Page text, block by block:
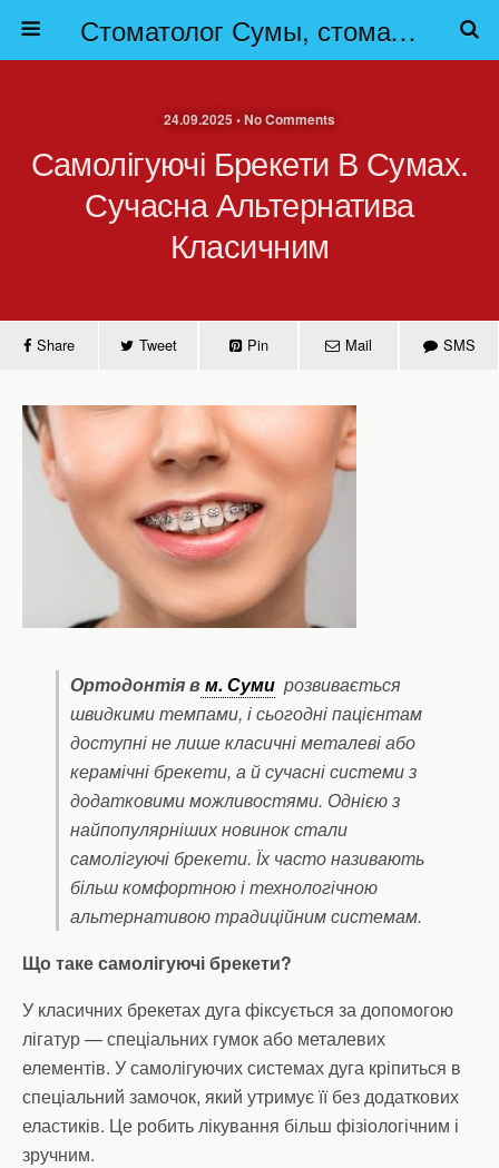
Стоматолог Сумы, стоматологические клиники Сумы, детская стоматология в Сумах. | Частная стоматология Сумы
24.09.2025 • No Comments
Самолігуючі Брекети В Сумах.
Сучасна Альтернатива
Класичним
Share Tweet Pin Mail SMS
Ортодонтія вм. Суми розвивається
швидкими темпами, і сьогодні пацієнтам
доступні не лише класичні металеві або
керамічні брекети, а й сучасні системи з
додатковими можливостями. Однією з
найпопулярніших новинок стали
самолігуючі брекети. Їх часто називають
більш комфортною і технологічною
альтернативою традиційним системам.
Що таке самолігуючі брекети?
У класичних брекетах дуга фіксується за допомогою
лігатур — спеціальних гумок або металевих
елементів. У самолігуючих системах дуга кріпиться в
спеціальний замочок, який утримує її без додаткових
еластиків. Це робить лікування більш фізіологічним і
зручним.